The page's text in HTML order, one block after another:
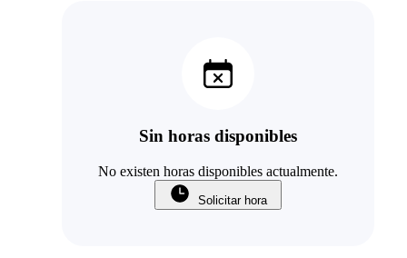
Sin horas disponibles
No existen horas disponibles actualmente.
Solicitar hora